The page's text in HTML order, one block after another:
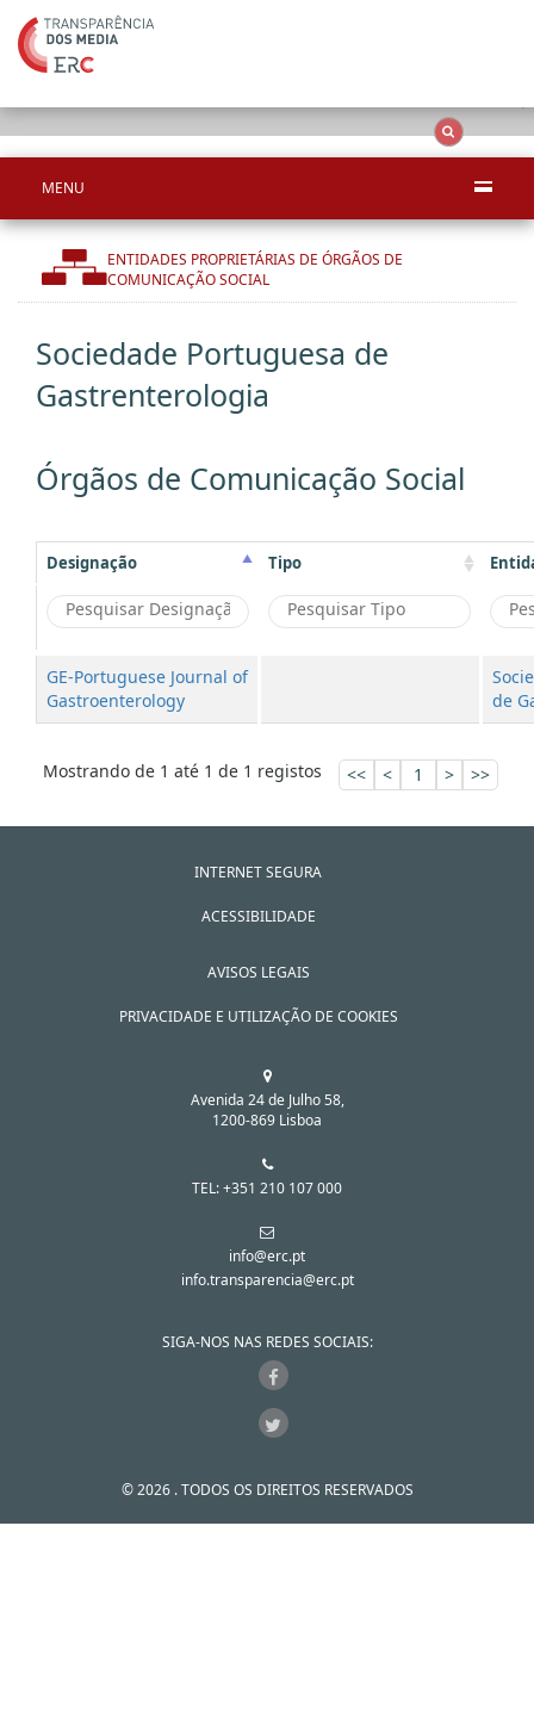
MENU
ENTIDADES PROPRIETÁRIAS DE ÓRGÃOS DE
COMUNICAÇÃO SOCIAL
Sociedade Portuguesa de
Gastrenterologia
Órgãos de Comunicação Social
Designação Tipo
GE-Portuguese Journal of
Gastroenterology
de
Mostrando de 1 até 1 de 1 registos << < 1 > >>
INTERNET SEGURA
ACESSIBILIDADE
AVISOS LEGAIS
PRIVACIDADE E UTILIZAÇÃO DE COOKIES
Avenida 24 de Julho 58,
1200-869 Lisboa
TEL: +351 210 107 000
info@erc.pt
info.transparencia@erc.pt
SIGA-NOS NAS REDES SOCIAIS:
© 2026 . TODOS OS DIREITOS RESERVADOS